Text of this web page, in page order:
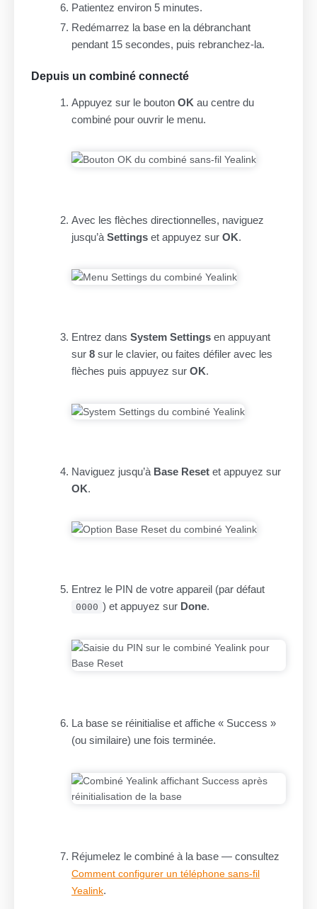
Patientez environ 5 minutes.
Redémarrez la base en la débranchant
pendant 15 secondes, puis rebranchez-la.
Depuis un combiné connecté
Appuyez sur le bouton OK au centre du
combiné pour ouvrir le menu.
Avec les flèches directionnelles, naviguez
jusqu’à Settings et appuyez sur OK.
Entrez dans System Settings en appuyant
sur 8 sur le clavier, ou faites défiler avec les
flèches puis appuyez sur OK.
Naviguez jusqu’à Base Reset et appuyez sur
OK.
Entrez le PIN de votre appareil (par défaut
0000 ) et appuyez sur Done.
La base se réinitialise et affiche « Success »
(ou similaire) une fois terminée.
Réjumelez le combiné à la base — consultez
Comment configurer un téléphone sans-fil
Yealink.